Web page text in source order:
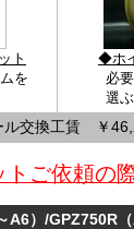
ト
を
◆ホ
必
選
ル交換工賃 ￥
ご依頼の
A6）/GPZ750R（